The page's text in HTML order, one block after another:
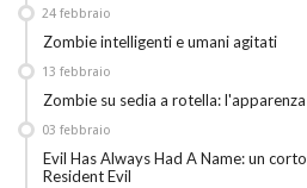
Zombie intelligenti e umani agitati
24 febbraio
Zombie su sedia a rotella: l'apparenza
13 febbraio
Evil Has Always Had A Name: un
Resident Evil
03 febbraio